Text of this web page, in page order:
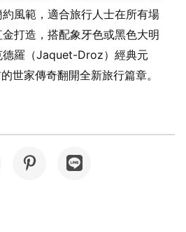
風範，適合旅行人士在所有場
打造，搭配象牙色或黑色大明
德羅（Jaquet-Droz）經典元
世家傳奇翻開全新旅行篇章。